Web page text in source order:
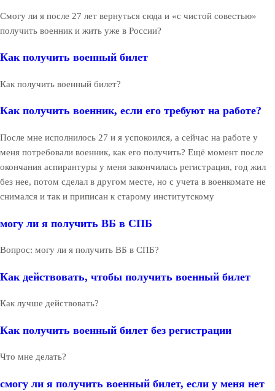
Смогу ли я после 27 лет вернуться сюда и «с чистой совестью»
получить военник и жить уже в России?
Как получить военный билет
Как получить военный билет?
Как получить военник, если его требуют на работе?
После мне исполнилось 27 и я успокоился, а сейчас на работе у
меня потребовали военник, как его получить? Ещё момент после
окончания аспирантуры у меня закончилась регистрация, год жил
без нее, потом сделал в другом месте, но с учета в военкомате не
снимался и так и приписан к старому институтскому
могу ли я получить ВБ в СПБ
Вопрос: могу ли я получить ВБ в СПБ?
Как действовать, чтобы получить военный билет
Как лучше действовать?
Как получить военный билет без регистрации
Что мне делать?
смогу ли я получить военный билет, если у меня нет